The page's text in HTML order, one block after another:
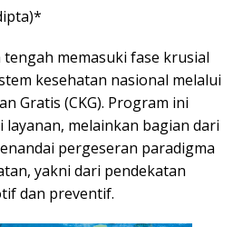
memasuki fase krusial
kesehatan nasional melalui
Gratis (CKG). Program ini
layanan, melainkan bagian dari
pergeseran paradigma
yakni dari pendekatan
dan preventif.